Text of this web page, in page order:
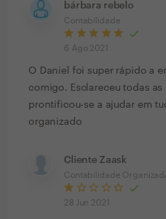
bárbara rebelo
Contabilidade
6 Ago 2021
O Daniel foi super rápido a
comigo. Esclareceu todas
prontificou-se a ajudar em
organizado
Cliente Zaask
Contabilidade
28 Jun 2021